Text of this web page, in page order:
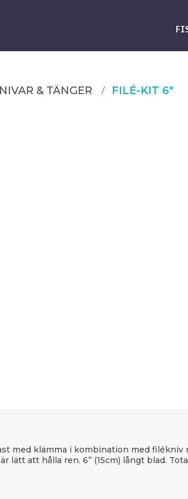
& TÄNGER FILÉ-KIT 6"
med klämma i kombination med
lätt att hålla ren. 6’’ (15cm) långt blad.